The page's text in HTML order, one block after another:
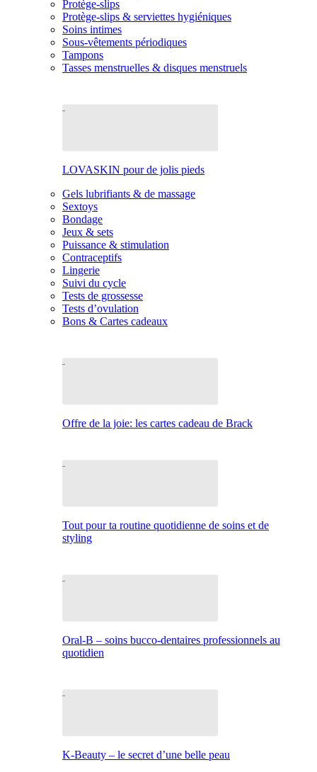
Protège-slips
Protège-slips & serviettes hygiéniques
Soins intimes
Sous-vêtements périodiques
Tampons
Tasses menstruelles & disques menstruels
LOVASKIN pour de jolis pieds
Gels lubrifiants & de massage
Sextoys
Bondage
Jeux & sets
Puissance & stimulation
Contraceptifs
Lingerie
Suivi du cycle
Tests de grossesse
Tests d’ovulation
Bons & Cartes cadeaux
Offre de la joie: les cartes cadeau de Brack
Tout pour ta routine quotidienne de soins et de
styling
Oral-B – soins bucco-dentaires professionnels au
quotidien
K-Beauty – le secret d’une belle peau